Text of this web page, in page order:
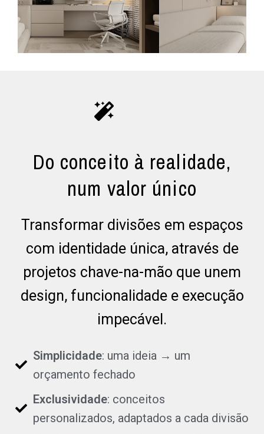
Do conceito à realidade,
num valor único
Transformar divisões em espaços
com identidade única, através de
projetos chave-na-mão que unem
design, funcionalidade e execução
impecável.
Simplicidade: uma ideia → um
orçamento fechado
Exclusividade: conceitos
personalizados, adaptados a cada divisão